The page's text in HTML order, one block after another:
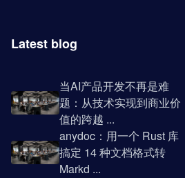
Latest blog
当AI产品开发不再是难
题：从技术实现到商业价
值的跨越 ...
anydoc：用一个 Rust 库
搞定 14 种文档格式转
Markd ...